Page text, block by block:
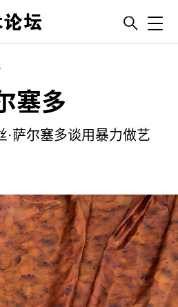
塞多
·萨尔塞多谈用暴力做艺